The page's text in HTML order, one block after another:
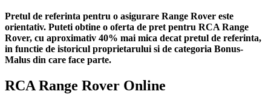
Pretul de referinta pentru o asigurare Range Rover este
orientativ. Puteti obtine o oferta de pret pentru RCA Range
Rover, cu aproximativ 40% mai mica decat pretul de referinta,
in functie de istoricul proprietarului si de categoria Bonus-
Malus din care face parte.
RCA Range Rover Online